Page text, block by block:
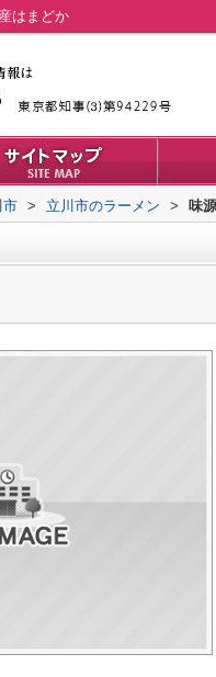
はまどか
市 > 立川市のラーメン > 味源